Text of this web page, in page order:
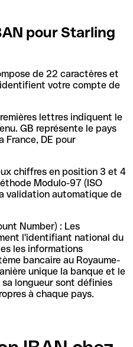
pour Starling
de 22 caractères et
votre compte de
lettres indiquent le
GB représente le pays
France, DE pour
chiffres en position 3 et 4
Modulo-97 (ISO
validation automatique de
Number) : Les
l'identifiant national du
les informations
bancaire au Royaume-
unique la banque et le
longueur sont définies
à chaque pays.